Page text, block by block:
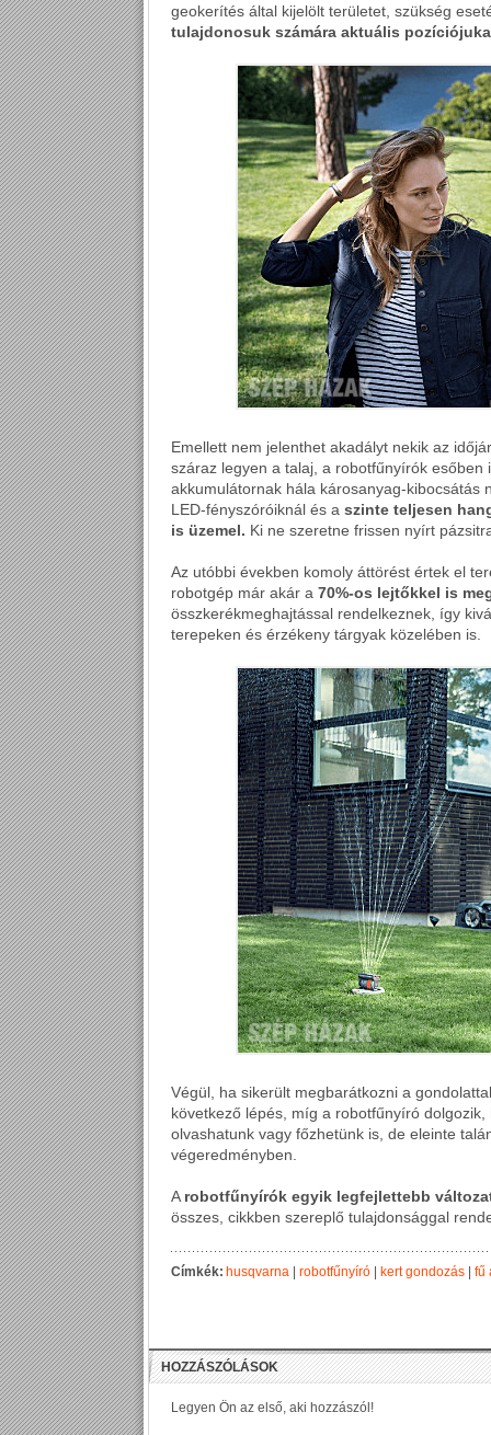
geokerítés által kijelölt területet, szükség
tulajdonosuk számára aktuális
Emellett nem jelenthet akadályt nekik az
száraz legyen a talaj, a robotfűnyírók
akkumulátornak hála károsanyag-kibocsátás
LED-fényszóróiknál és a szinte teljesen
is üzemel. Ki ne szeretne frissen nyírt
Az utóbbi években komoly áttörést értek el
robotgép már akár a 70%-os lejtőkkel is
összkerékmeghajtással rendelkeznek, így
terepeken és érzékeny tárgyak közelében is.
Végül, ha sikerült megbarátkozni a
következő lépés, míg a robotfűnyíró
olvashatunk vagy főzhetünk is, de eleinte
végeredményben.
A robotfűnyírók egyik legfejlettebb
összes, cikkben szereplő tulajdonsággal
Címkék: husqvarna robotfűnyíró kert gondozás fű